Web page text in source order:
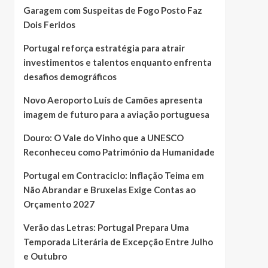
Garagem com Suspeitas de Fogo Posto Faz
Dois Feridos
Portugal reforça estratégia para atrair
investimentos e talentos enquanto enfrenta
desafios demográficos
Novo Aeroporto Luís de Camões apresenta
imagem de futuro para a aviação portuguesa
Douro: O Vale do Vinho que a UNESCO
Reconheceu como Património da Humanidade
Portugal em Contraciclo: Inflação Teima em
Não Abrandar e Bruxelas Exige Contas ao
Orçamento 2027
Verão das Letras: Portugal Prepara Uma
Temporada Literária de Excepção Entre Julho
e Outubro